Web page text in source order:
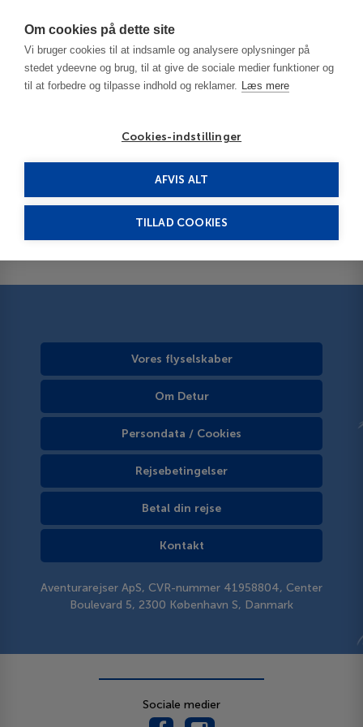
Om cookies på dette site
Vi bruger cookies til at indsamle og analysere oplysninger på
stedet ydeevne og brug, til at give de sociale medier funktioner og
til at forbedre og tilpasse indhold og reklamer. Læs mere
Cookies-indstillinger
AFVIS ALT
TILLAD COOKIES
Vores flyselskaber
Om Detur
Persondata / Cookies
Rejsebetingelser
Betal din rejse
Kontakt
Aventurarejser ApS, CVR-nummer 41958804, Center
Boulevard 5, 2300 København S, Danmark
Sociale medier